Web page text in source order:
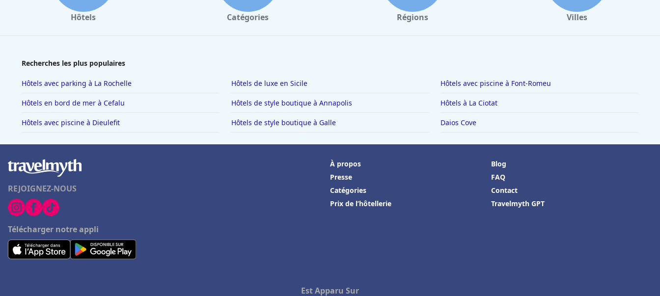
Hôtels Catégories Régions Villes
Recherches les plus populaires
Hôtels avec parking à La Rochelle Hôtels de luxe en Sicile Hôtels avec piscine à Font-Romeu
Hôtels en bord de mer à Cefalu Hôtels de style boutique à Annapolis Hôtels à La Ciotat
Hôtels avec piscine à Dieulefit Hôtels de style boutique à Galle Daios Cove
REJOIGNEZ-NOUS
Télécharger notre appli
À propos
Presse
Catégories
Prix de l’hôtellerie
Blog
FAQ
Contact
Travelmyth GPT
Est Apparu Sur